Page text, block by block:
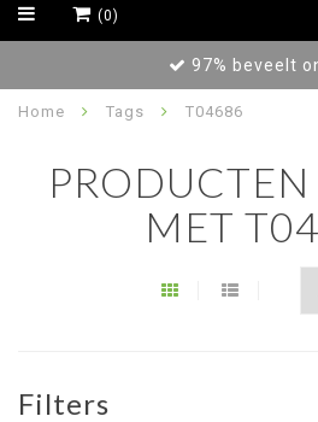
(0)
97% beveelt
Home Tags T04686
MET
Filters